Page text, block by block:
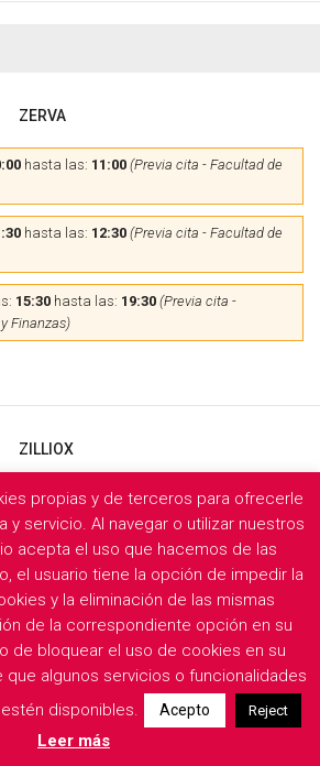
ZERVA
hasta las: 11:00 (Previa cita - Facultad de
hasta las: 12:30 (Previa cita - Facultad de
15:30 hasta las: 19:30 (Previa cita -
Finanzas)
ZILLIOX
desde las:10:00hasta las:13:00 (Previa
y Latina
de consulta del departamento
propias y de terceros para ofrecerle
y servicio. Al navegar o utilizar nuestros
acepta el uso que hacemos de las
el usuario tiene la opción de impedir la
y la eliminación de las mismas
de la correspondiente opción en su
de bloquear el uso de cookies en su
que algunos servicios o funcionalidades
disponibles.
Acepto Reject
Leer más